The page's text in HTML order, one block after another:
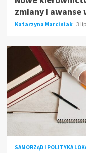
zmiany i awanse
Katarzyna Marciniak 3
SAMORZĄD I POLITYKA